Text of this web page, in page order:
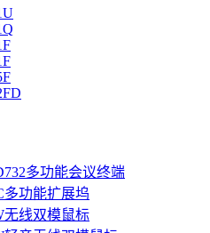
多功能会议终端
多功能扩展坞
无线双模鼠标